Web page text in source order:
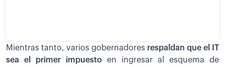
Mientras tanto, varios gobernadores respaldan que el IT
sea el primer impuesto en ingresar al esquema de